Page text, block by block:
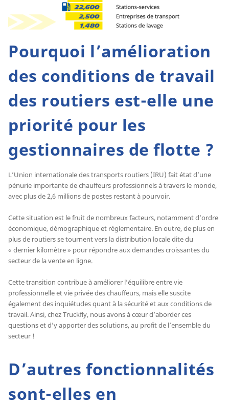
Pourquoi l’amélioration
des conditions de travail
des routiers est-elle une
priorité pour les
gestionnaires de flotte ?
L’Union internationale des transports routiers (IRU) fait état d’une
pénurie importante de chauffeurs professionnels à travers le monde,
avec plus de 2,6 millions de postes restant à pourvoir.
Cette situation est le fruit de nombreux facteurs, notamment d’ordre
économique, démographique et réglementaire. En outre, de plus en
plus de routiers se tournent vers la distribution locale dite du
« dernier kilomètre » pour répondre aux demandes croissantes du
secteur de la vente en ligne.
Cette transition contribue à améliorer l’équilibre entre vie
professionnelle et vie privée des chauffeurs, mais elle suscite
également des inquiétudes quant à la sécurité et aux conditions de
travail. Ainsi, chez Truckfly, nous avons à cœur d’aborder ces
questions et d’y apporter des solutions, au profit de l’ensemble du
secteur !
D’autres fonctionnalités
sont-elles en